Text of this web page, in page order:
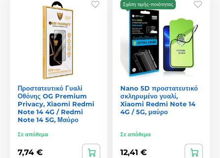
Προστατευτικό Γυαλί
Οθόνης OG Premium
Privacy, Xiaomi Redmi
Note 14 4G / Redmi
Note 14 5G, Μαύρο
Σε απόθεμα
7,74 €
Σχέση τιμής-ποιότητας
Nano 5D προστατευτικό
σκληρυμένο γυαλί,
Xiaomi Redmi Note 14
4G / 5G, μαύρο
Σε απόθεμα
12,41 €